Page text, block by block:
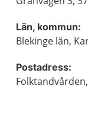
Län, kommun:
Blekinge län,
Postadress: